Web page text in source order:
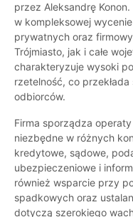
przez Aleksandrę
w kompleksowej
prywatnych oraz
Trójmiasto, jak i całe
charakteryzuje wysoki
rzetelność, co
odbiorców.
Firma sporządza
niezbędne w różnych
kredytowe, sądowe,
ubezpieczeniowe i
również wsparcie przy
spadkowych oraz
dotyczą szerokiego